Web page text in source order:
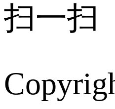
扫一扫